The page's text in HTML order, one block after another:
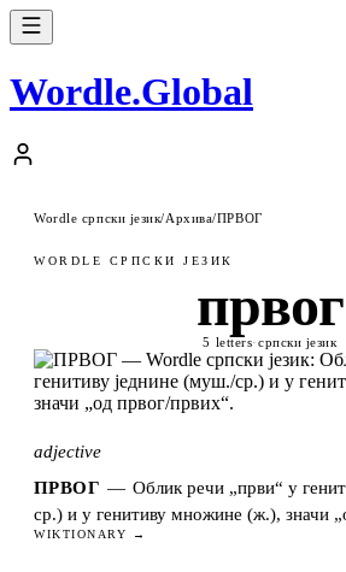
Wordle.Global
Wordle српски језик/Архива/ПРВОГ
WORDLE СРПСКИ ЈЕЗИК
првог
5 letters·српски језик
adjective
ПРВОГ — Облик речи „први“ у
ср.) и у генитиву множине (ж.), значи
WIKTIONARY →